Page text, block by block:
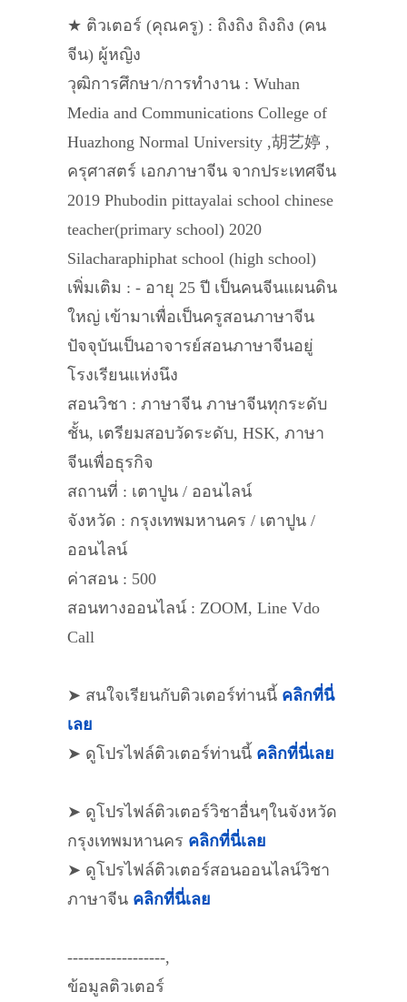
★ ติวเตอร์ (คุณครู) : ถิงถิง ถิงถิง (คน
จีน) ผู้หญิง
วุฒิการศึกษา/การทำงาน : Wuhan
Media and Communications College of
Huazhong Normal University ,胡艺婷 ,
ครุศาสตร์ เอกภาษาจีน จากประเทศจีน
2019 Phubodin pittayalai school chinese
teacher(primary school) 2020
Silacharaphiphat school (high school)
เพิ่มเติม : - อายุ 25 ปี เป็นคนจีนแผนดิน
ใหญ่ เข้ามาเพื่อเป็นครูสอนภาษาจีน
ปัจจุบันเป็นอาจารย์สอนภาษาจีนอยู่
โรงเรียนแห่งนึง
สอนวิชา : ภาษาจีน ภาษาจีนทุกระดับ
ชั้น, เตรียมสอบวัดระดับ, HSK, ภาษา
จีนเพื่อธุรกิจ
สถานที่ : เตาปูน / ออนไลน์
จังหวัด : กรุงเทพมหานคร / เตาปูน /
ออนไลน์
ค่าสอน : 500
สอนทางออนไลน์ : ZOOM, Line Vdo
Call
➤ สนใจเรียนกับติวเตอร์ท่านนี้ คลิกที่นี่
เลย
➤ ดูโปรไฟล์ติวเตอร์ท่านนี้ คลิกที่นี่เลย
➤ ดูโปรไฟล์ติวเตอร์วิชาอื่นๆในจังหวัด
กรุงเทพมหานคร คลิกที่นี่เลย
➤ ดูโปรไฟล์ติวเตอร์สอนออนไลน์วิชา
ภาษาจีน คลิกที่นี่เลย
------------------,
ข้อมูลติวเตอร์